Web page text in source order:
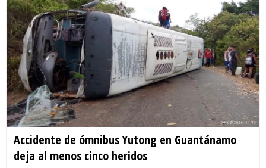
Accidente de ómnibus Yutong en Guantánamo
deja al menos cinco heridos